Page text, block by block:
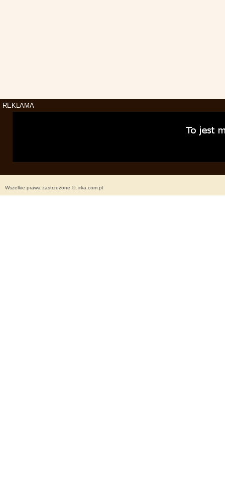
REKLAMA
Wszelkie prawa zastrzeżone ©, irka.com.pl